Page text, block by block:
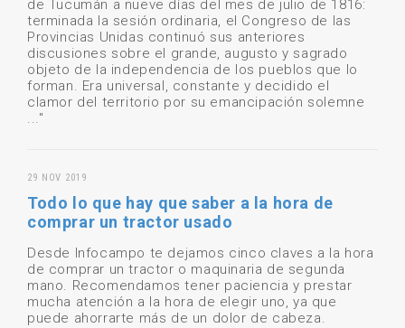
de Tucumán a nueve días del mes de julio de 1816:
terminada la sesión ordinaria, el Congreso de las
Provincias Unidas continuó sus anteriores
discusiones sobre el grande, augusto y sagrado
objeto de la independencia de los pueblos que lo
forman. Era universal, constante y decidido el
clamor del territorio por su emancipación solemne
..."
29 NOV 2019
Todo lo que hay que saber a la hora de
comprar un tractor usado
Desde Infocampo te dejamos cinco claves a la hora
de comprar un tractor o maquinaria de segunda
mano. Recomendamos tener paciencia y prestar
mucha atención a la hora de elegir uno, ya que
puede ahorrarte más de un dolor de cabeza.